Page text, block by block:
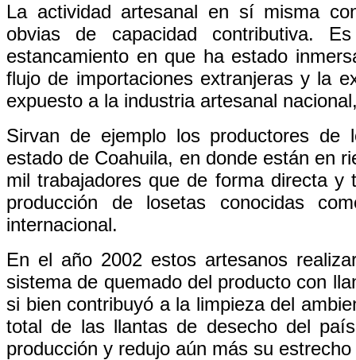
La actividad artesanal en sí misma
obvias de capacidad contributiva.
estancamiento en que ha estado
flujo de importaciones extranjeras y la
expuesto a la industria artesanal
Sirvan de ejemplo los productores de
estado de Coahuila, en donde están en
mil trabajadores que de forma directa
producción de losetas conocidas
internacional.
En el año 2002 estos artesanos
sistema de quemado del producto con
si bien contribuyó a la limpieza del
total de las llantas de desecho del
producción y redujo aún más su